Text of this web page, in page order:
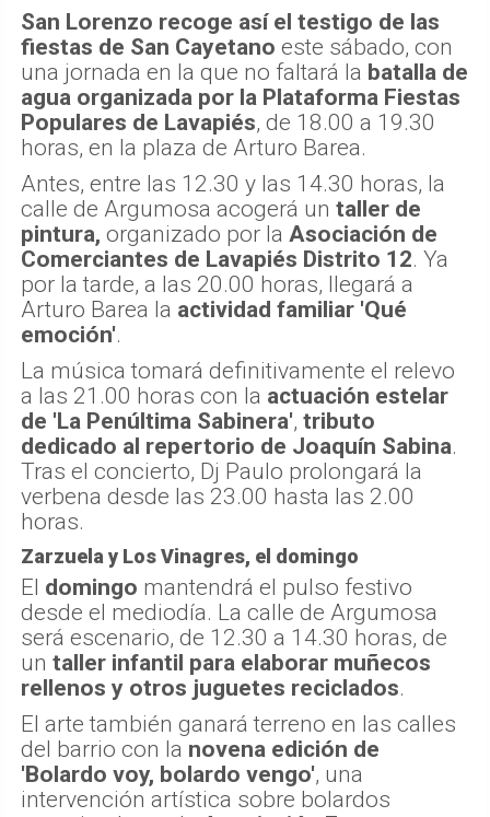
San Lorenzo recoge así el testigo de las
fiestas de San Cayetano este sábado, con
una jornada en la que no faltará la batalla de
agua organizada por la Plataforma Fiestas
Populares de Lavapiés, de 18.00 a 19.30
horas, en la plaza de Arturo Barea.
Antes, entre las 12.30 y las 14.30 horas, la
calle de Argumosa acogerá un taller de
pintura, organizado por la Asociación de
Comerciantes de Lavapiés Distrito 12. Ya
por la tarde, a las 20.00 horas, llegará a
Arturo Barea la actividad familiar 'Qué
emoción'.
La música tomará definitivamente el relevo
a las 21.00 horas con la actuación estelar
de 'La Penúltima Sabinera', tributo
dedicado al repertorio de Joaquín Sabina.
Tras el concierto, Dj Paulo prolongará la
verbena desde las 23.00 hasta las 2.00
horas.
Zarzuela y Los Vinagres, el domingo
El domingo mantendrá el pulso festivo
desde el mediodía. La calle de Argumosa
será escenario, de 12.30 a 14.30 horas, de
un taller infantil para elaborar muñecos
rellenos y otros juguetes reciclados.
El arte también ganará terreno en las calles
del barrio con la novena edición de
'Bolardo voy, bolardo vengo', una
intervención artística sobre bolardos